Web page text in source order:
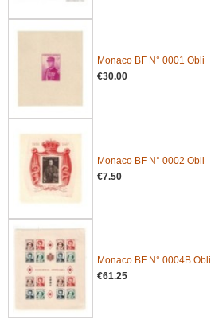
Monaco BF N° 0001 Obli
€30.00
Monaco BF N° 0002 Obli
€7.50
Monaco BF N° 0004B Obli
€61.25